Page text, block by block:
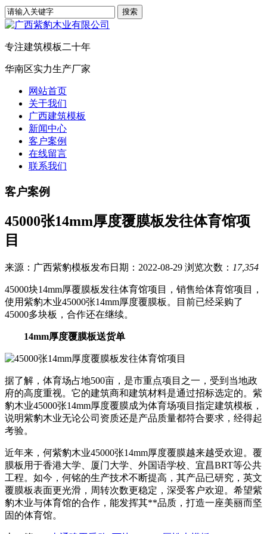
专注建筑模板二十年
华南区实力生产厂家
网站首页
关于我们
广西建筑模板
新闻中心
客户案例
在线留言
联系我们
客户案例
45000张14mm厚度覆膜板发往体育馆项
目
来源：广西紫豹模板发布日期：2022-08-29 浏览次数： 17,354
45000块14mm厚覆膜板发往体育馆项目，销售给体育馆项目，
使用紫豹木业45000张14mm厚度覆膜板。目前已经采购了
45000多块板，合作还在继续。
14mm厚度覆膜板送货单
据了解，体育场占地500亩，是市重点项目之一，受到当地政
府的高度重视。它的建筑商和建筑材料是通过招标选定的。紫
豹木业45000张14mm厚度覆膜成为体育场项目指定建筑模板，
说明紫豹木业无论公司资质还是产品质量都符合要求，经得起
考验。
近年来，何紫豹木业45000张14mm厚度覆膜越来越受欢迎。覆
膜板用于香港大学、厦门大学、外国语学校、宜昌BRT等公共
工程。如今，何铭的生产技术不断提高，其产品已研究，英文
覆膜板表面更光滑，周转次数更稳定，深受客户欢迎。希望紫
豹木业与体育馆的合作，能发挥其**品质，打造一座美丽而坚
固的体育馆。